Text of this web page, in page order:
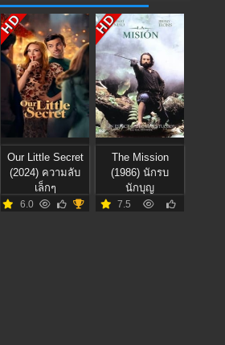
HD
Our Little Secret
(2024) ความลับ
เล็กๆ
6.0
HD
The Mission
(1986) นักรบ
นักบุญ
7.5